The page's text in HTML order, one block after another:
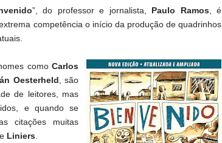
”, do professor e jornalista, Paulo Ramos, é
competência o início da produção de quadrinhos
como Carlos
Oesterheld , são
de leitores, mas
e quando se
citações muitas
e Liniers